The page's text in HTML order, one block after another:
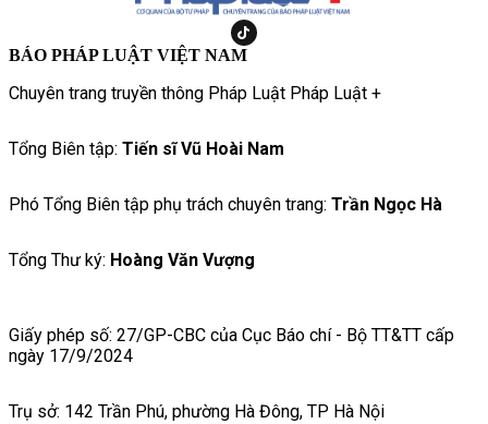
BÁO PHÁP LUẬT VIỆT NAM
Chuyên trang truyền thông Pháp Luật Pháp Luật +
Tổng Biên tập: Tiến sĩ Vũ Hoài Nam
Phó Tổng Biên tập phụ trách chuyên trang: Trần Ngọc Hà
Tổng Thư ký: Hoàng Văn Vượng
Giấy phép số: 27/GP-CBC của Cục Báo chí - Bộ TT&TT cấp
ngày 17/9/2024
Trụ sở: 142 Trần Phú, phường Hà Đông, TP Hà Nội